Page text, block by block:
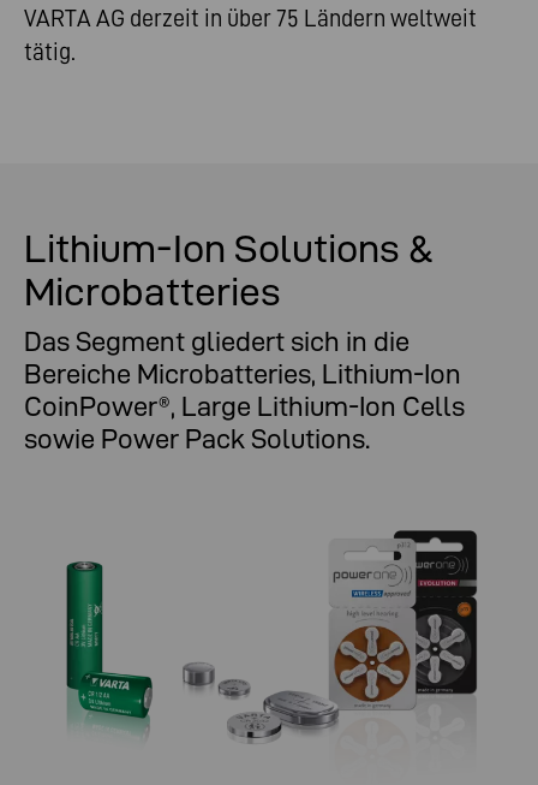
VARTA AG derzeit in über 75 Ländern weltweit
tätig.
Lithium-Ion Solutions &
Microbatteries
Das Segment gliedert sich in die
Bereiche Microbatteries, Lithium-Ion
CoinPower®, Large Lithium-Ion Cells
sowie Power Pack Solutions.